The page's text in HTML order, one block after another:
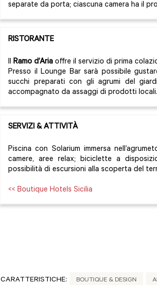
separate da porta; ciascuna camera ha il
RISTORANTE
Il Ramo d’Aria offre il servizio di prima
Presso il Lounge Bar sarà possibile
succhi preparati con gli agrumi del
accompagnato da assaggi di prodotti locali.
SERVIZI & ATTIVITÀ
Piscina con Solarium immersa
camere, aree relax; biciclette a
possibilità di escursioni alla scoperta del
<< Boutique Hotels Sicilia
CARATTERISTICHE: BOUTIQUE & DESIGN